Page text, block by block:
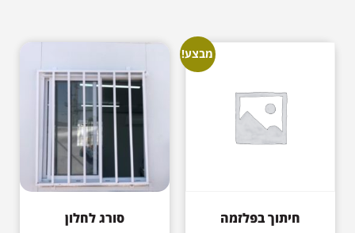
מבצע!
חיתוך בפלזמה סורג לחלון